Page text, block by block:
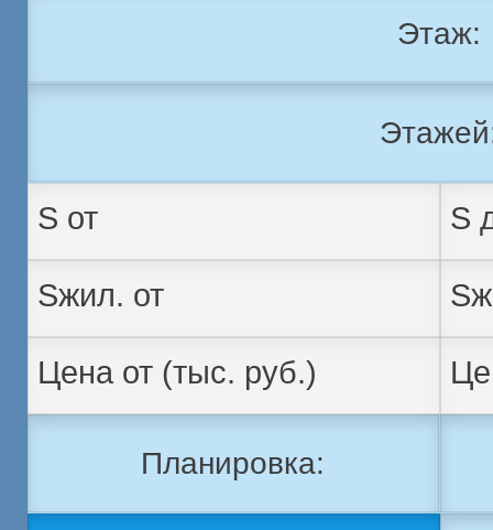
Этаж:
Планировка: